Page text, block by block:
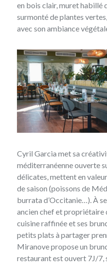
en bois clair, muret habillé
surmonté de plantes
avec son ambiance
Cyril Garcia met sa
méditerranéenne ouverte
délicates, mettent en
de saison (poissons de
burrata d’Occitanie…). À
ancien chef et propriétaire
cuisine raffinée et ses
petits plats à partager
Miranove propose un
restaurant est ouvert 7J/7,